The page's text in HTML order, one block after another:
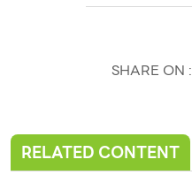
SHARE ON :
RELATED CONTENT